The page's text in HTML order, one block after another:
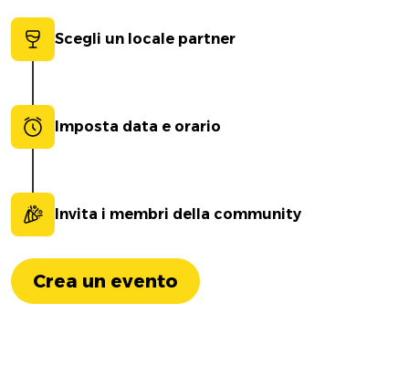
Scegli un locale partner
Imposta data e orario
Invita i membri della community
Crea un evento